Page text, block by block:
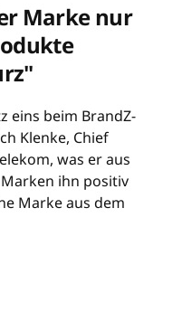
Marke nur
eins beim BrandZ-
Klenke, Chief
was er aus
ihn positiv
Marke aus dem